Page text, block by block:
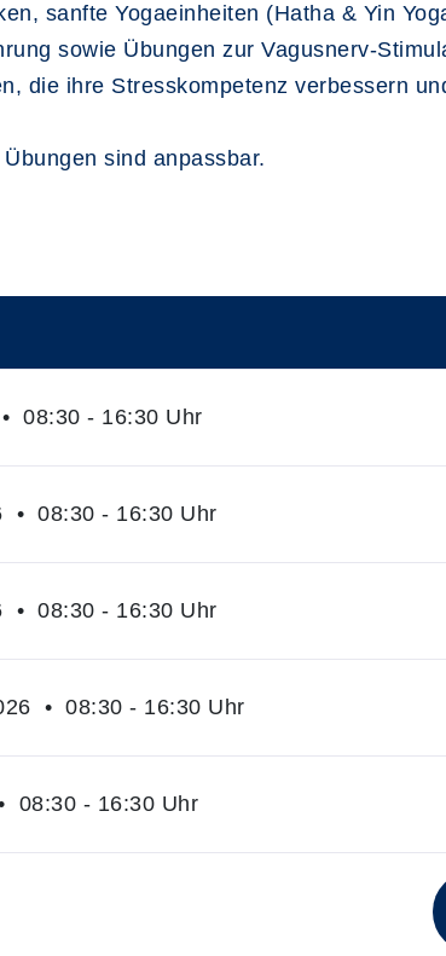
sanfte Yogaeinheiten (Hatha & Yin
sowie Übungen zur Vagusnerv-
die ihre Stresskompetenz verbessern
sind anpassbar.
08:30 - 16:30 Uhr
• 08:30 - 16:30 Uhr
• 08:30 - 16:30 Uhr
• 08:30 - 16:30 Uhr
08:30 - 16:30 Uhr